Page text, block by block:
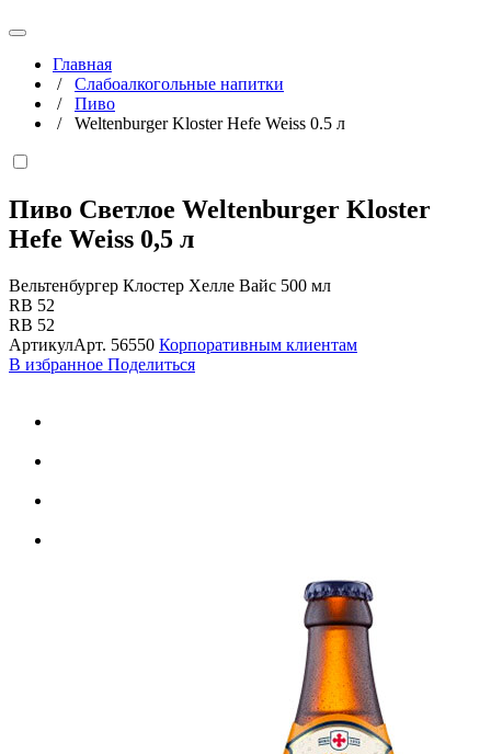
Главная
/ Слабоалкогольные напитки
/ Пиво
/ Weltenburger Kloster Hefe Weiss 0.5 л
Пиво Светлое Weltenburger Kloster
Hefe Weiss 0,5 л
Вельтенбургер Клостер Хелле Вайс 500 мл
RB 52
RB 52
АртикулАрт. 56550 Корпоративным клиентам
В избранное Поделиться